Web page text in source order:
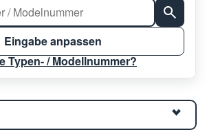
Eingabe anpassen
Typen- / Modellnummer?